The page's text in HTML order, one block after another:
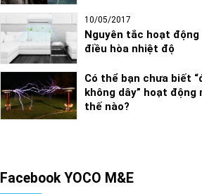
10/05/2017
Nguyên tắc hoạt động
điều hòa nhiệt độ
Có thể bạn chưa biết
không dây” hoạt động
thế nào?
Facebook YOCO M&E